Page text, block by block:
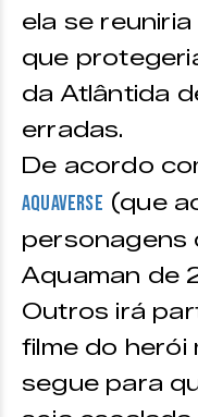
ela se reuniria
que
da Atlântida
erradas.
De acordo
Aquaverse (que
personagens
Aquaman de
Outros irá
filme do herói
segue para